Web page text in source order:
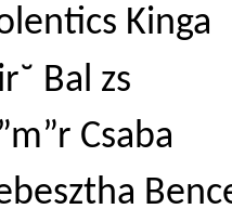
Bal